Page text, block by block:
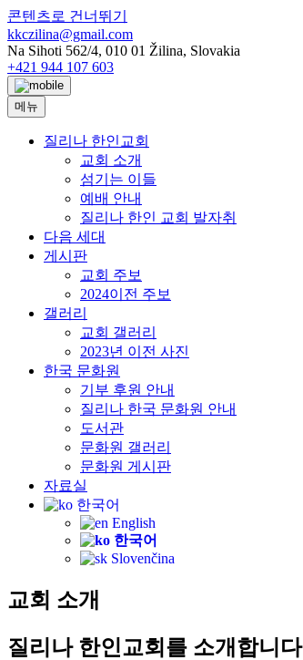
콘텐츠로 건너뛰기
kkczilina@gmail.com
Na Sihoti 562/4, 010 01 Žilina, Slovakia
+421 944 107 603
메뉴
질리나 한인교회
교회 소개
섬기는 이들
예배 안내
질리나 한인 교회 발자취
다음 세대
게시판
교회 주보
2024이전 주보
갤러리
교회 갤러리
2023년 이전 사진
한국 문화원
기부 후원 안내
질리나 한국 문화원 안내
도서관
문화원 갤러리
문화원 게시판
자료실
한국어
English
한국어
Slovenčina
교회 소개
질리나 한인교회를 소개합니다